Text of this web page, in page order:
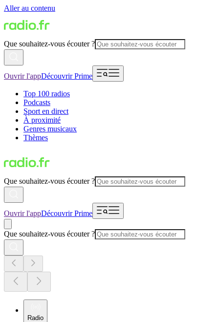
Aller au contenu
Que souhaitez-vous écouter ?
Ouvrir l'appDécouvrir Prime
Top 100 radios
Podcasts
Sport en direct
À proximité
Genres musicaux
Thèmes
Que souhaitez-vous écouter ?
Ouvrir l'appDécouvrir Prime
Que souhaitez-vous écouter ?
Radio